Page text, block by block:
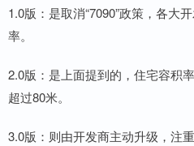
1.0版：是取消“7090”政策，各大
率。
2.0版：是上面提到的，住宅容积
超过80米。
3.0版：则由开发商主动升级，注